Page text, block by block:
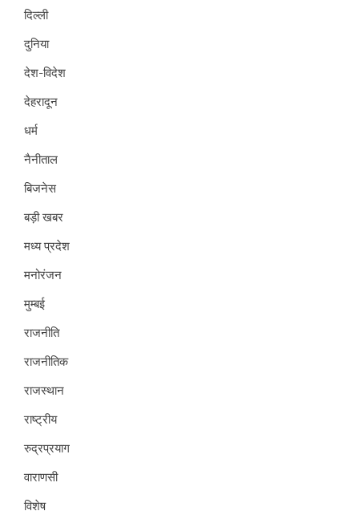
दिल्ली
दुनिया
देश-विदेश
देहरादून
धर्म
नैनीताल
बिजनेस
बड़ी खबर
मध्य प्रदेश
मनोरंजन
मुम्बई
राजनीति
राजनीतिक
राजस्थान
राष्ट्रीय
रुद्रप्रयाग
वाराणसी
विशेष